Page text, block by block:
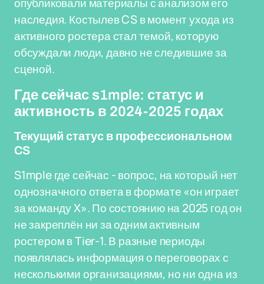
наследия. Костылев CS в момент ухода из
активного ростера стал темой, которую
обсуждали люди, давно не следившие за
сценой.
Где сейчас s1mple: статус и
активность в 2024-2025 годах
Текущий статус в профессиональном
CS
S1mple где сейчас - вопрос, на который нет
однозначного ответа в формате «он играет
за команду X». По состоянию на 2025 год он
не закреплён ни за одним активным
ростером в Tier-1. В разные периоды
появлялась информация о переговорах с
несколькими организациями, но ни одна из